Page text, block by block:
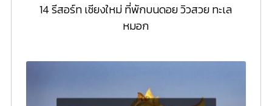
14 รีสอร์ท เชียงใหม่ ที่พักบนดอย วิวสวย ทะเล
หมอก